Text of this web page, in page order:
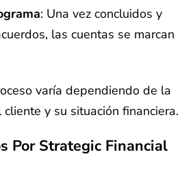
: Una vez concluidos y
las cuentas se marcan
varía dependiendo de la
y su situación financiera.
Por Strategic Financial